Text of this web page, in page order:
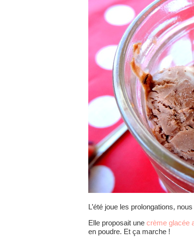
L’été joue les prolongations,
Elle proposait une crème glacée
en poudre. Et ça marche !